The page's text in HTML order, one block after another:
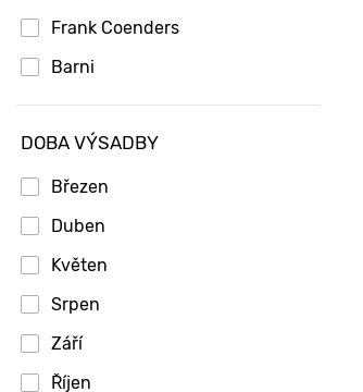
Frank Coenders
Barni
DOBA VÝSADBY
Březen
Duben
Květen
Srpen
Září
Říjen